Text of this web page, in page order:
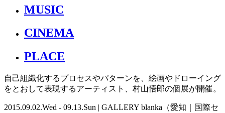
MUSIC
CINEMA
PLACE
自己組織化するプロセスやパターンを、絵画やドローイング
をとおして表現するアーティスト、村山悟郎の個展が開催。
2015.09.02.Wed - 09.13.Sun | GALLERY blanka（愛知｜国際セ